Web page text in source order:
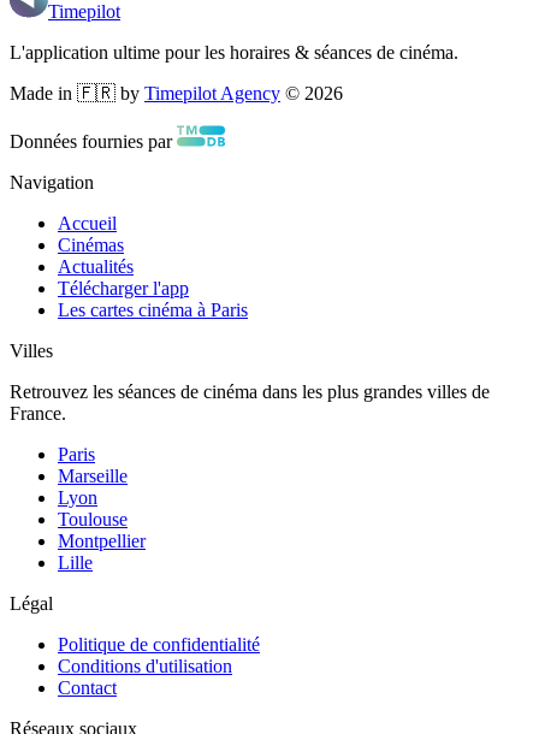
Timepilot
L'application ultime pour les horaires & séances de cinéma.
Made in 🇫🇷 by Timepilot Agency © 2026
Données fournies par
Navigation
Accueil
Cinémas
Actualités
Télécharger l'app
Les cartes cinéma à Paris
Villes
Retrouvez les séances de cinéma dans les plus grandes villes de
France.
Paris
Marseille
Lyon
Toulouse
Montpellier
Lille
Légal
Politique de confidentialité
Conditions d'utilisation
Contact
Réseaux sociaux